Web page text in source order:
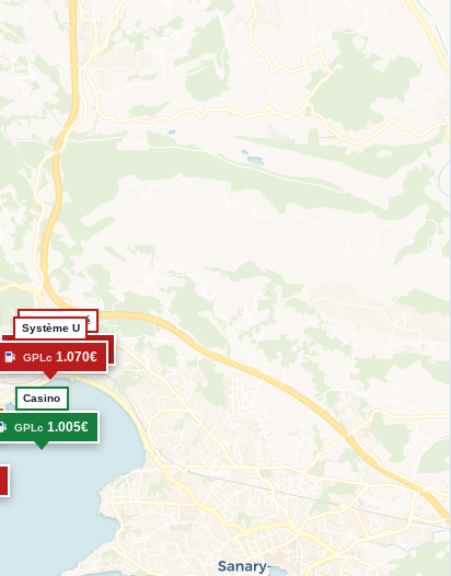
Casino
GPLc 1.005€
Système U
GPLc 1.070€
Intermarché
GPLc1.073€